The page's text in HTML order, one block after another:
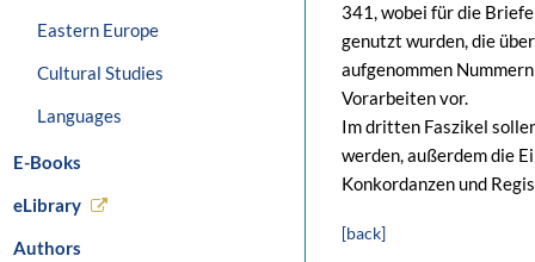
Eastern Europe
Cultural Studies
Languages
E-Books
eLibrary
Authors
341, wobei für die
genutzt wurden, die
aufgenommen
Vorarbeiten vor.
Im dritten Faszikel
werden, außerdem die
Konkordanzen und
[back]